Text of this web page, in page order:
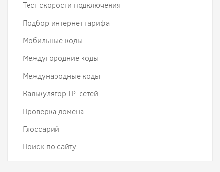
Тест скорости подключения
Подбор интернет тарифа
Мобильные коды
Междугородние коды
Международные коды
Калькулятор IP-сетей
Проверка домена
Глоссарий
Поиск по сайту